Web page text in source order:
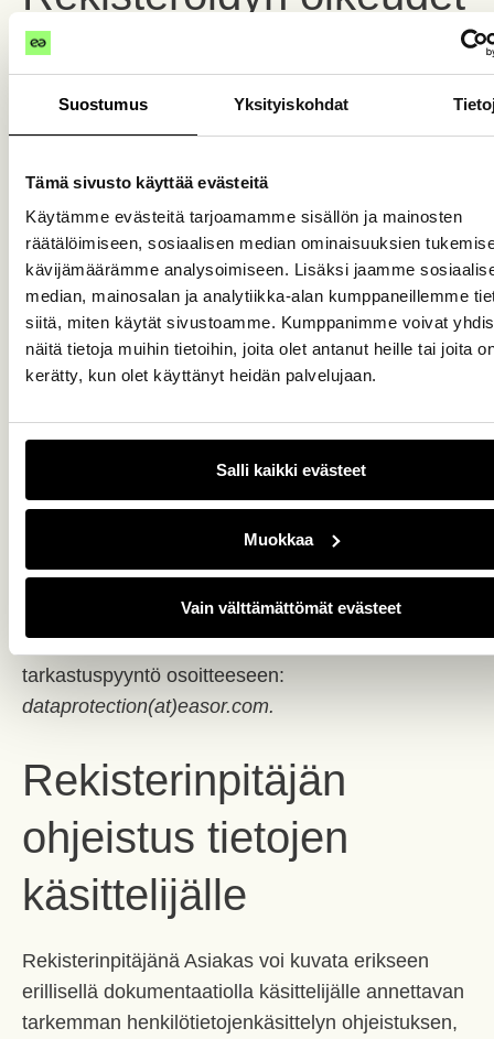
Suostumus Yksityiskohdat
Tämä sivusto käyttää evästeitä
Käytämme evästeitä tarjoamamme sisällön ja mainosten
räätälöimiseen, sosiaalisen median ominaisuuksien
kävijämäärämme analysoimiseen. Lisäksi jaamme
median, mainosalan ja analytiikka-alan kumppaneillemme
siitä, miten käytät sivustoamme. Kumppanimme voivat
näitä tietoja muihin tietoihin, joita olet antanut heille tai joita
kerätty, kun olet käyttänyt heidän palvelujaan.
Salli kaikki evästeet
Muokkaa
Vain välttämättömät evästeet
Rekisteröidyllä on Euroopan Unionin tietosuoja-
tietojen oikaisemiseen
tietojen poistamiseen
käsittelyn rajoittamiseen
siirtää tiedot järjestelmästä toiseen
vastustaa henkilötietojensa käsittelyä
tehdä valitus valvontaviranomaiselle
tarkastaa tai muuttaa tietojaan Easorin Asiakkaan
omistuksessa olevaan henkilörekisteriin kuuluvista
rekisterinpitäjä huolehtii tietojen tarkastus- tai
muutospyynnön toimeenpanon yhdessä
henkilötietojen käsittelijän Easorin kanssa.
Rekisterinpitäjän tulee tällöin osoittaa kirjallinen
tarkastuspyyntö osoitteeseen:
dataprotection(at)easor.com.
Rekisterinpitäjän
ohjeistus tietojen
käsittelijälle
Rekisterinpitäjänä Asiakas voi kuvata erikseen
erillisellä dokumentaatiolla käsittelijälle annettavan
tarkemman henkilötietojenkäsittelyn ohjeistuksen,